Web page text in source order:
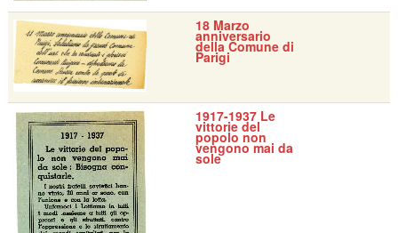
18 Marzo
anniversario
della Comune di
Parigi
1917-1937 Le
vittorie del
popolo non
vengono mai da
sole